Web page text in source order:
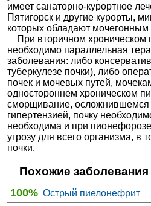
имеет санаторно-курортное
Пятигорск и другие курорты,
которых обладают мочегонным
При вторичном хроническом
необходимо параллельная
заболевания: либо
туберкулезе почки), либо
почек и мочевых путей,
одностороннем хроническом
сморщивание, осложнившемся
гипертензией, почку
необходима и при
угрозу для всего организма, в
почки.
Похожие заболевания
100% Острый пиелонефрит